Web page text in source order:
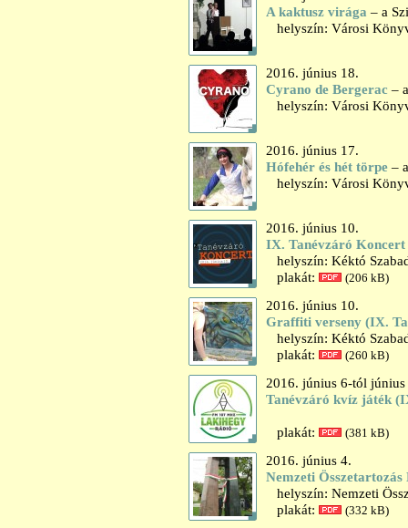
A kaktusz virága – a
helyszín: Városi
2016. június 18.
Cyrano de Bergerac –
helyszín: Városi
2016. június 17.
Hófehér és hét törpe –
helyszín: Városi
2016. június 10.
IX. Tanévzáró
helyszín: Kéktó
plakát:
(206 kB)
2016. június 10.
Graffiti verseny (IX.
helyszín: Kéktó
plakát:
(260 kB)
2016. június 6-tól
Tanévzáró kvíz játék
plakát: (381 kB)
2016. június 4.
Nemzeti Összetartozás
helyszín: Nemzeti
plakát:
(332 kB)